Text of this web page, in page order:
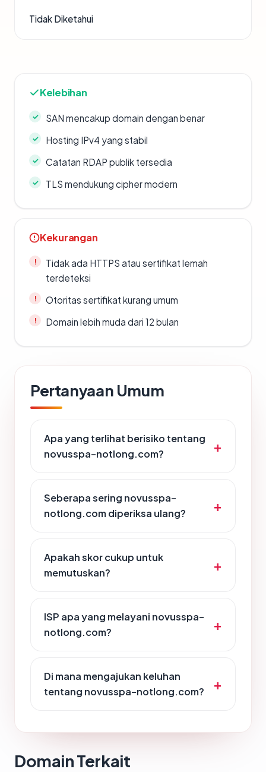
Tidak Diketahui
Kelebihan
SAN mencakup domain dengan benar
Hosting IPv4 yang stabil
Catatan RDAP publik tersedia
TLS mendukung cipher modern
Kekurangan
Tidak ada HTTPS atau sertifikat lemah
terdeteksi
Otoritas sertifikat kurang umum
Domain lebih muda dari 12 bulan
Pertanyaan Umum
Apa yang terlihat berisiko tentang
novusspa-notlong.com?
Seberapa sering novusspa-
notlong.com diperiksa ulang?
Apakah skor cukup untuk
memutuskan?
ISP apa yang melayani novusspa-
notlong.com?
Di mana mengajukan keluhan
tentang novusspa-notlong.com?
Domain Terkait